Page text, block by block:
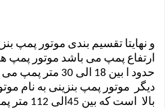
و نهایتا تقسیم بندی موتور پمپ
ارتفاع پمپ می باشد موتور پمپ
حدود ا بین 18 الی 30
دیگر موتور پمپ بنزینی به نام
بالا است که بین 45الی 112 متر پمپ می کنند